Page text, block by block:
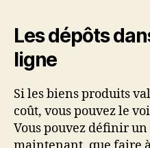
Les dépôts
ligne
Si les biens produits
coût, vous pouvez le
Vous pouvez définir un